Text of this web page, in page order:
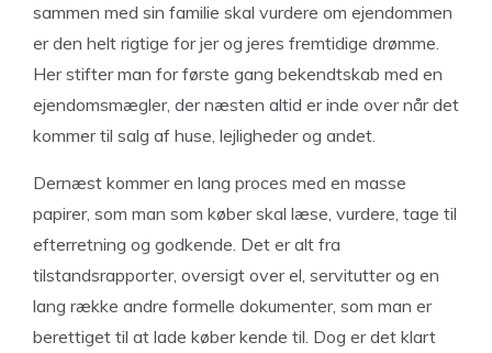
sammen med sin familie skal vurdere om ejendommen
er den helt rigtige for jer og jeres fremtidige drømme.
Her stifter man for første gang bekendtskab med en
ejendomsmægler, der næsten altid er inde over når det
kommer til salg af huse, lejligheder og andet.
Dernæst kommer en lang proces med en masse
papirer, som man som køber skal læse, vurdere, tage til
efterretning og godkende. Det er alt fra
tilstandsrapporter, oversigt over el, servitutter og en
lang række andre formelle dokumenter, som man er
berettiget til at lade køber kende til. Dog er det klart